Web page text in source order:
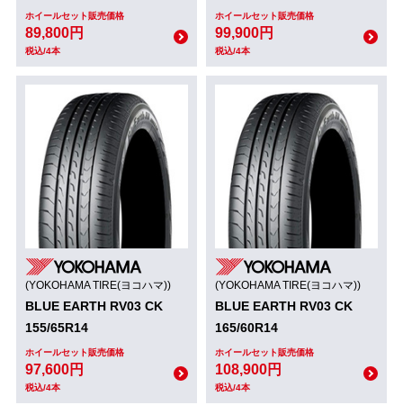
ホイールセット販売価格
89,800円
税込/4本
ホイールセット販売価格
99,900円
税込/4本
(YOKOHAMA TIRE(ヨコハマ))
BLUE EARTH RV03 CK
155/65R14
ホイールセット販売価格
97,600円
税込/4本
(YOKOHAMA TIRE(ヨコハマ))
BLUE EARTH RV03 CK
165/60R14
ホイールセット販売価格
108,900円
税込/4本